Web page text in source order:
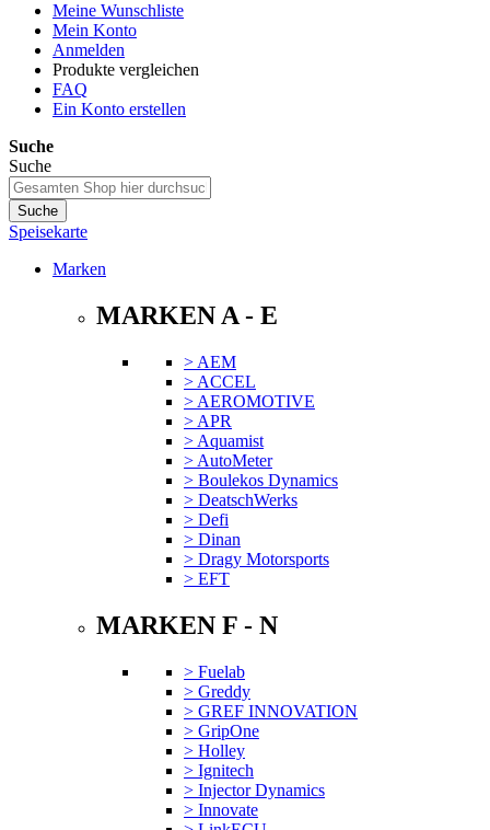
Meine Wunschliste
Mein Konto
Anmelden
Produkte vergleichen
FAQ
Ein Konto erstellen
Suche
Suche
Suche
Speisekarte
Marken
MARKEN A - E
> AEM
> ACCEL
> AEROMOTIVE
> APR
> Aquamist
> AutoMeter
> Boulekos Dynamics
> DeatschWerks
> Defi
> Dinan
> Dragy Motorsports
> EFT
MARKEN F - N
> Fuelab
> Greddy
> GREF INNOVATION
> GripOne
> Holley
> Ignitech
> Injector Dynamics
> Innovate